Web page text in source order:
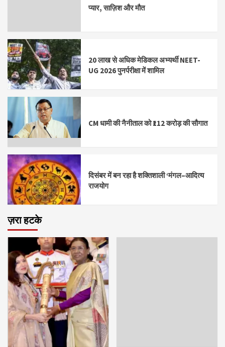
प्यार, साज़िश और मौत
20 लाख से अधिक मेडिकल अभ्यर्थी NEET-
UG 2026 पुनर्परीक्षा में शामिल
CM धामी की नैनीताल को ₹112 करोड़ की सौगात
दिसंबर में बन रहा है शक्तिशाली ‘मंगल–आदित्य
राजयोग
ज़रा हटके